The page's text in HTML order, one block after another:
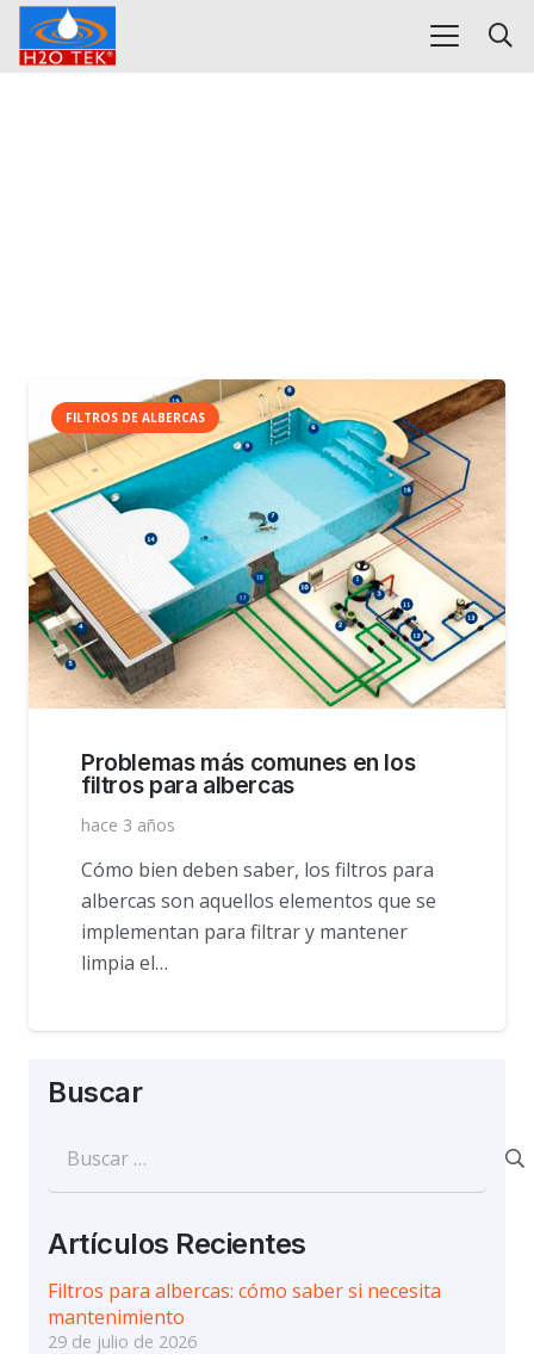
FILTROS DE ALBERCAS
Problemas más comunes en los
filtros para albercas
hace 3 años
Cómo bien deben saber, los filtros para
albercas son aquellos elementos que se
implementan para filtrar y mantener
limpia el…
Buscar
Artículos Recientes
Filtros para albercas: cómo saber si necesita
mantenimiento
29 de julio de 2026